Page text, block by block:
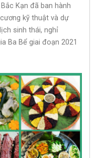
Kạn đã ban hành
kỹ thuật và dự
sinh thái, nghỉ
Ba Bể giai đoạn 2021